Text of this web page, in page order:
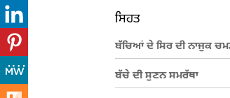
ਸਿਹਤ
ਬੱਚਿਆਂ ਦੇ ਸਿਰ ਦੀ ਨਾਜੁਕ
ਬੱਚੇ ਦੀ ਸੁਣਨ ਸਮਰੱਥਾ